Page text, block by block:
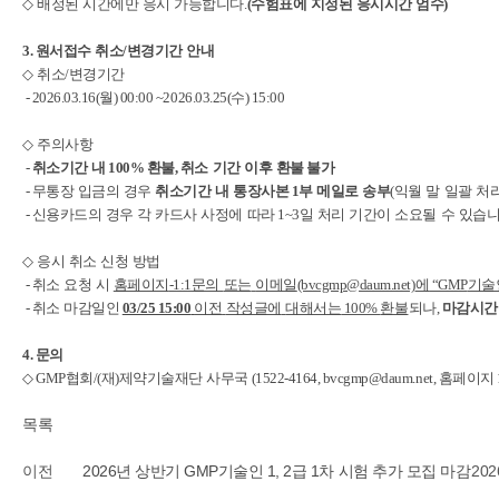
◇ 배정된 시간에만 응시 가능합니다.(수험표에 지정된 응시시간 엄수)
3. 원서접수 취소/변경기간 안내
◇ 취소/변경기간
- 2026.03.16(월) 00:00 ~2026.03.25(수) 15:00
◇ 주의사항
- 취소기간 내 100% 환불, 취소 기간 이후 환불 불가
- 무통장 입금의 경우 취소기간 내 통장사본1부 메일로 송부(익월 말 일괄 처
- 신용카드의 경우 각 카드사 사정에 따라1~3일 처리 기간이 소요될 수 있습
◇ 응시 취소 신청 방법
- 취소 요청 시 홈페이지-1:1문의 또는 이메일(bvcgmp@daum.net)에 “GMP기술
- 취소 마감일인 03/25 15:00 이전 작성글에 대해서는 100% 환불되나, 마감시간
4. 문의
◇ GMP협회/(재)제약기술재단 사무국 (1522-4164, bvcgmp@daum.net, 홈페이지
목록
이전 2026년 상반기 GMP기술인 1, 2급 1차 시험 추가 모집 마감